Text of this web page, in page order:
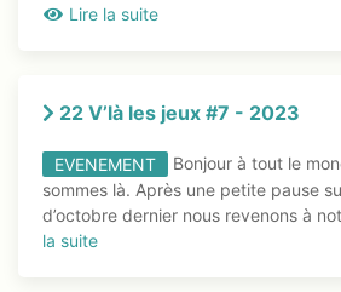
Lire la suite
22 V’là les jeux #7 - 2023
EVENEMENT
Bonjour à tout le
sommes là. Après une petite pause
d’octobre dernier nous revenons à
la suite